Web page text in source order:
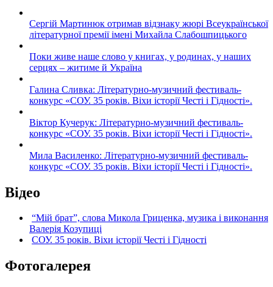
Сергій Мартинюк отримав відзнаку жюрі Всеукраїнської
літературної премії імені Михайла Слабошпицького
Поки живе наше слово у книгах, у родинах, у наших
серцях – житиме й Україна
Галина Сливка: Літературно-музичний фестиваль-
конкурс «СОУ. 35 років. Віхи історії Честі і Гідності».
Віктор Кучерук: Літературно-музичний фестиваль-
конкурс «СОУ. 35 років. Віхи історії Честі і Гідності».
Мила Василенко: Літературно-музичний фестиваль-
конкурс «СОУ. 35 років. Віхи історії Честі і Гідності».
Відео
“Мій брат”, слова Микола Гриценка, музика і виконання
Валерія Козупиці
СОУ. 35 років. Віхи історії Честі і Гідності
Фотогалерея